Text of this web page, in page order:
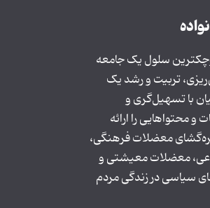
سلول یک جامعه
تربیت و رشد یک
با تسهیل‌گری و
و محتواهایی را ارائه
معضلات فرهنگی،
معضلات معیشتی و
سیاسی در زندگی مردم